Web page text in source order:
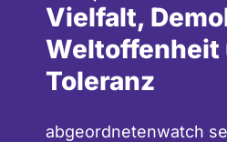
Vielfalt,
Weltoffenheit
Toleranz
abgeordnetenwatch